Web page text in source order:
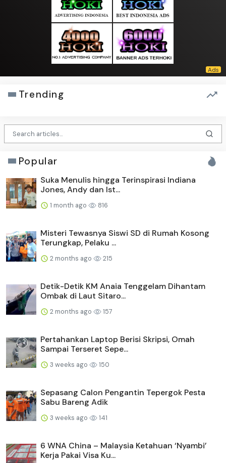
Trending
Popular
Suka Menulis hingga Terinspirasi Indiana
Jones, Andy dan Ist...
1 month ago 816
Misteri Tewasnya Siswi SD di Rumah Kosong
Terungkap, Pelaku ...
2 months ago 215
Detik-Detik KM Anaia Tenggelam Dihantam
Ombak di Laut Sitaro...
2 months ago 157
Pertahankan Laptop Berisi Skripsi, Omah
Sampai Terseret Sepe...
3 weeks ago 150
Sepasang Calon Pengantin Tepergok Pesta
Sabu Bareng Adik
3 weeks ago 141
6 WNA China – Malaysia Ketahuan ‘Nyambi’
Kerja Pakai Visa Ku...